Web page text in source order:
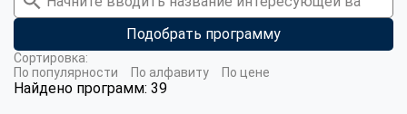
Подобрать программу
Найдено программ: 39
Сортировка:
По популярности
По алфавиту По цене